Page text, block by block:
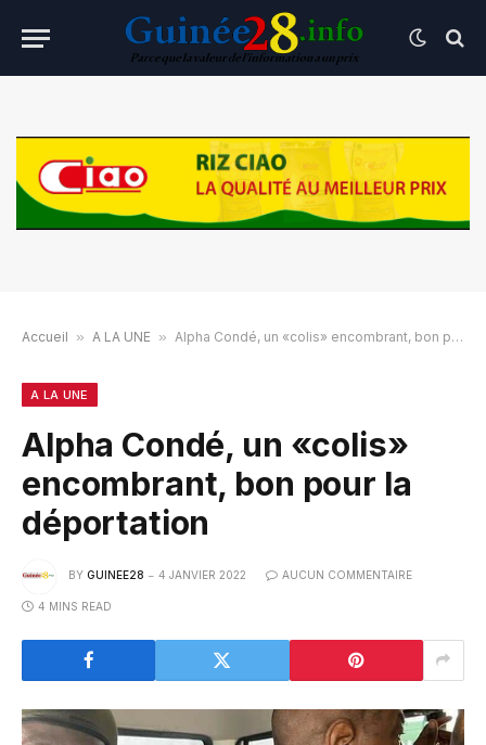
Accueil » A LA UNE » Alpha Condé, un «colis» encombrant, bon pour la déportation
A LA UNE
Alpha Condé, un «colis»
encombrant, bon pour la
déportation
BY GUINEE28 4 JANVIER 2022 AUCUN COMMENTAIRE
4 MINS READ